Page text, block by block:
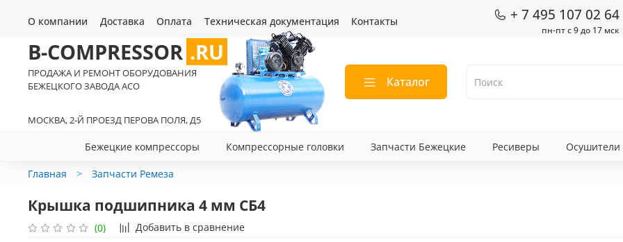
О компании Доставка Оплата Техническая документация Контакты + 7 495 107 02 64
пн-пт с 9 до 17 мск
B-COMPRESSOR .RU
ПРОДАЖА И РЕМОНТ ОБОРУДОВАНИЯ
БЕЖЕЦКОГО ЗАВОДА АСО
МОСКВА, 2-Й ПРОЕЗД ПЕРОВА ПОЛЯ, Д5
Каталог
Бежецкие компрессоры Компрессорные головки Запчасти Бежецкие Ресиверы Осушители
Главная Запчасти Ремеза
Крышка подшипника 4 мм СБ4
(0) Добавить в сравнение